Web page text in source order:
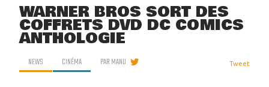
WARNER BROS SORT DES
COFFRETS DVD DC COMICS
ANTHOLOGIE
NEWS CINÉMA PARMANU Tweet